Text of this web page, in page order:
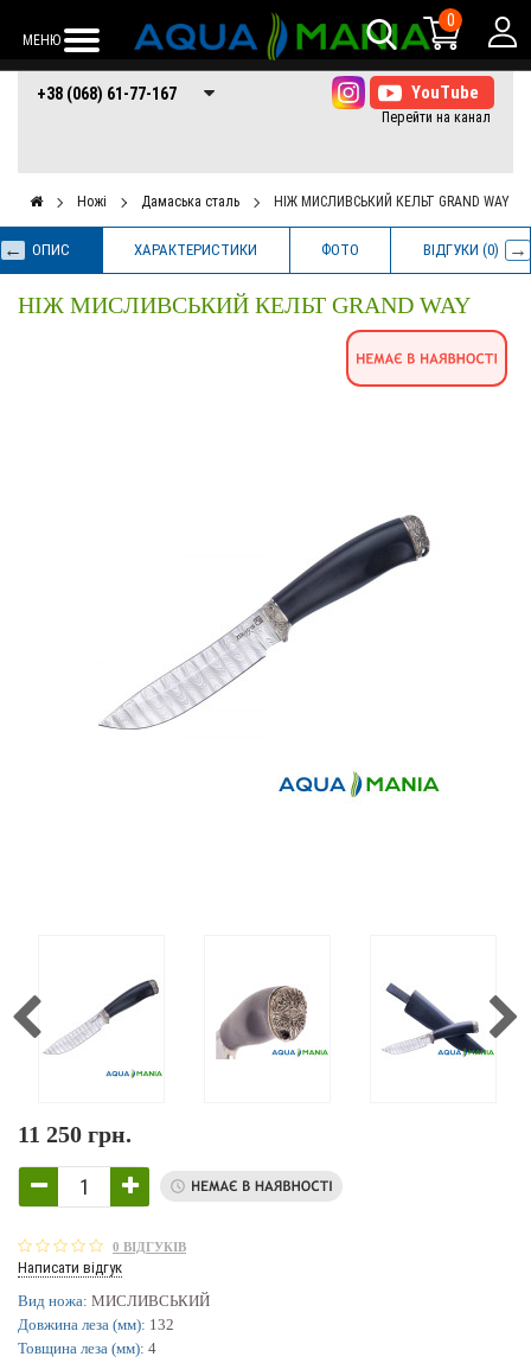
МЕНЮ
0
+38 (068) 61-77-
167
+38 (066) 61-77-+38 (073) 61-77-
167
+38 (068) 61-77-167
Ножі Дамаська сталь НІЖ МИСЛИВСЬКИЙ КЕЛЬТ GRAND WAY
ОПИС ХАРАКТЕРИСТИКИ ФОТО ВІДГУКИ (0)
НІЖ МИСЛИВСЬКИЙ КЕЛЬТ GRAND WAY
11 250 грн.
0 ВІДГУКІВ
Написати відгук
Вид ножа: МИСЛИВСЬКИЙ
Довжина леза (мм): 132
Товщина леза (мм): 4